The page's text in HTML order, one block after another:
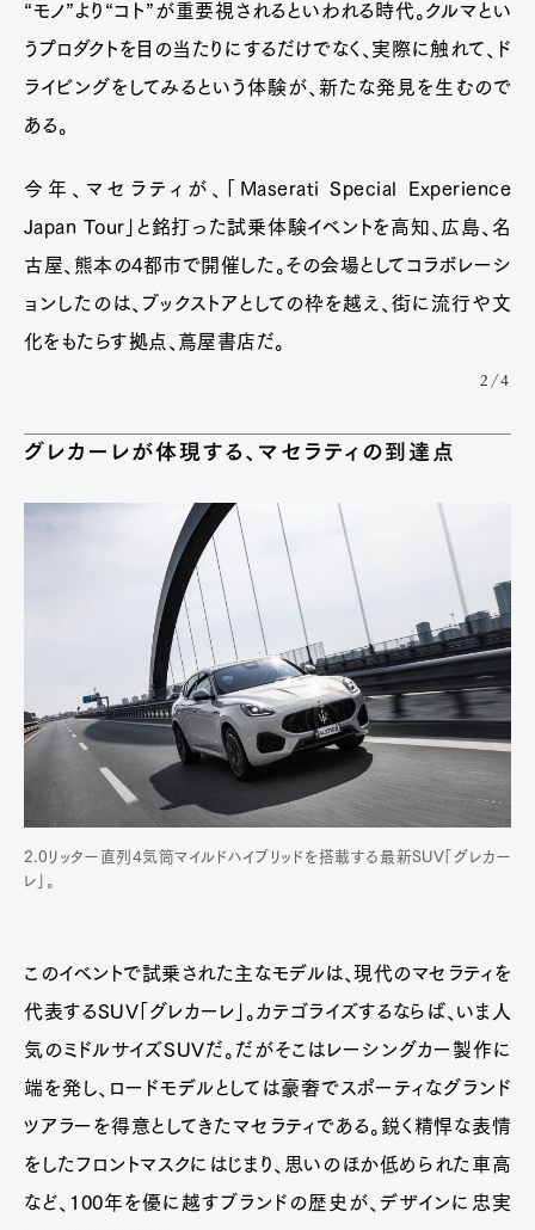
“モノ”より“コト”が重要視されるといわれる時代。クルマとい
うプロダクトを目の当たりにするだけでなく、実際に触れて、ド
ライビングをしてみるという体験が、新たな発見を生むので
ある。
今年、マセラティが、「Maserati Special Experience
Japan Tour」と銘打った試乗体験イベントを高知、広島、名
古屋、熊本の4都市で開催した。その会場としてコラボレーシ
ョンしたのは、ブックストアとしての枠を越え、街に流行や文
化をもたらす拠点、蔦屋書店だ。
2/4
グレカーレが体現する、マセラティの到達点
2.0リッター直列4気筒マイルドハイブリッドを搭載する最新SUV「グレカー
レ」。
このイベントで試乗された主なモデルは、現代のマセラティを
代表するSUV「グレカーレ」。カテゴライズするならば、いま人
気のミドルサイズSUVだ。だがそこはレーシングカー製作に
端を発し、ロードモデルとしては豪奢でスポーティなグランド
ツアラーを得意としてきたマセラティである。鋭く精悍な表情
をしたフロントマスクにはじまり、思いのほか低められた車高
など、100年を優に越すブランドの歴史が、デザインに忠実